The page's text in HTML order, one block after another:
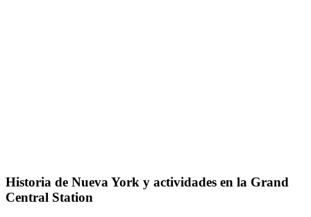
Historia de Nueva York y actividades en la Grand
Central Station